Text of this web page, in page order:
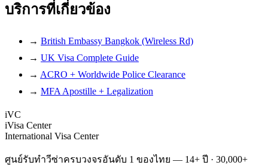
บริการที่เกี่ยวข้อง
→ British Embassy Bangkok (Wireless Rd)
→ UK Visa Complete Guide
→ ACRO + Worldwide Police Clearance
→ MFA Apostille + Legalization
iVC
iVisa Center
International Visa Center
ศูนย์รับทำวีซ่าครบวงจรอันดับ 1 ของไทย — 14+ ปี · 30,000+